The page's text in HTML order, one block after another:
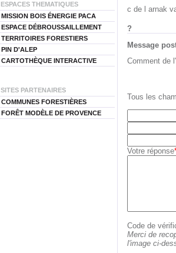
ESPACES THEMATIQUES
MISSION BOIS ÉNERGIE PACA
ESPACE DÉBROUSSAILLEMENT
TERRITOIRES FORESTIERS
PIN D'ALEP
CARTOTHÈQUE INTERACTIVE
SITES PARTENAIRES
COMMUNES FORESTIÈRES
FORÊT MODÈLE DE PROVENCE
c de l arnak
?
Message
Comment de
Tous les
Votre réponse
Code de
Merci de
l'image ci-